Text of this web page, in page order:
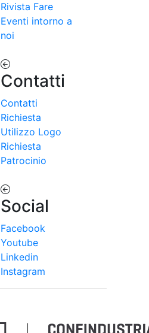
Rivista Fare
Eventi intorno a
noi
Contatti
Contatti
Richiesta
Utilizzo Logo
Richiesta
Patrocinio
Social
Facebook
Youtube
Linkedin
Instagram